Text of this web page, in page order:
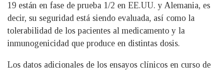
19 están en fase de prueba 1/2 en EE.UU. y Alemania, es
decir, su seguridad está siendo evaluada, así como la
tolerabilidad de los pacientes al medicamento y la
inmunogenicidad que produce en distintas dosis.
Los datos adicionales de los ensayos clínicos en curso de